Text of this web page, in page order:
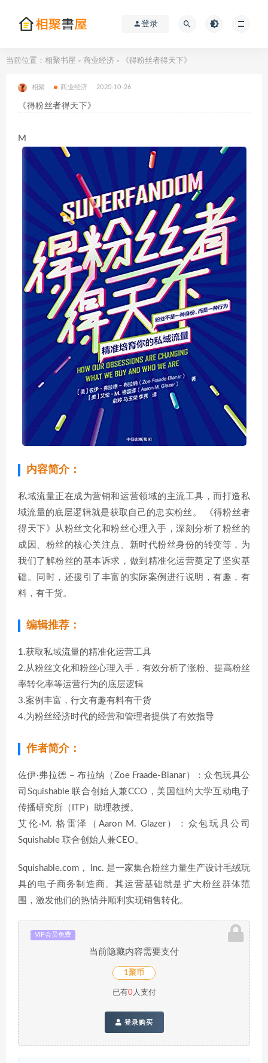
登录
当前位置： 相聚书屋 > 商业经济 > 《得粉丝者得天下》
相聚 商业经济 2020-10-26
《得粉丝者得天下》
M
内容简介：
私域流量正在成为营销和运营领域的主流工具，而打造私
域流量的底层逻辑就是获取自己的忠实粉丝。 《得粉丝者
得天下》从粉丝文化和粉丝心理入手，深刻分析了粉丝的
成因、粉丝的核心关注点、新时代粉丝身份的转变等，为
我们了解粉丝的基本诉求，做到精准化运营奠定了坚实基
础。同时，还援引了丰富的实际案例进行说明，有趣，有
料，有干货。
编辑推荐：
1.获取私域流量的精准化运营工具
2.从粉丝文化和粉丝心理入手，有效分析了涨粉、提高粉丝
率转化率等运营行为的底层逻辑
3.案例丰富，行文有趣有料有干货
4.为粉丝经济时代的经营和管理者提供了有效指导
作者简介：
佐伊·弗拉德 – 布拉纳（Zoe Fraade-Blanar）：众包玩具公
司Squishable 联合创始人兼CCO，美国纽约大学互动电子
传播研究所（ITP）助理教授。
艾伦·M. 格雷泽（Aaron M. Glazer）：众包玩具公司
Squishable 联合创始人兼CEO。
Squishable.com， Inc. 是一家集合粉丝力量生产设计毛绒玩
具的电子商务制造商。其运营基础就是扩大粉丝群体范
围，激发他们的热情并顺利实现销售转化。
VIP会员免费
当前隐藏内容需要支付
1聚币
已有0人支付
登录购买